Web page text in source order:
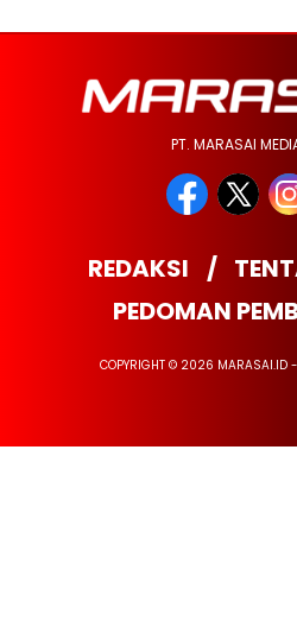
PT. MARASAI
REDAKSI
PEDOMAN
COPYRIGHT © 2026 MARASAI.ID -